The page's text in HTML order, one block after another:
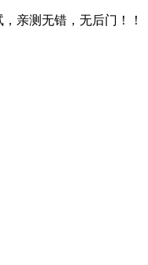
亲测无错，无后门！！